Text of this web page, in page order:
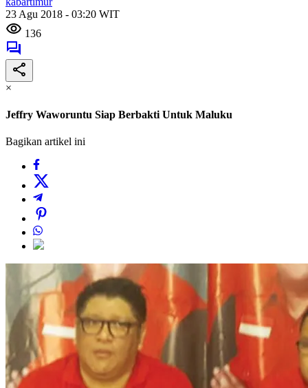
23 Agu 2018 - 03:20 WIT
136
×
Jeffry Waworuntu Siap Berbakti Untuk Maluku
Bagikan artikel ini